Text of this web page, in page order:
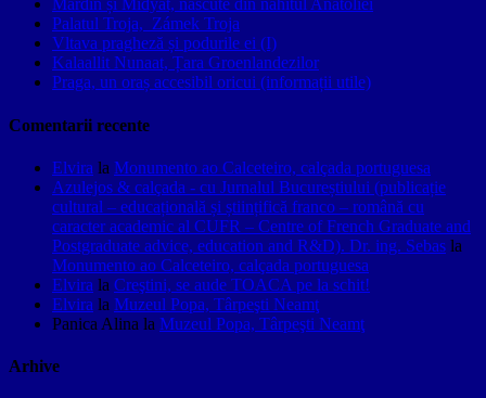
Mardin și Midyat, născute din nahitul Anatoliei
Palatul Troja, Zámek Troja
Vltava pragheză și podurile ei (I)
Kalaallit Nunaat, Țara Groenlandezilor
Praga, un oraș accesibil oricui (informații utile)
Comentarii recente
Elvira la Monumento ao Calceteiro, calçada portuguesa
Azulejos & calçada - cu Jurnalul Bucureștiului (publicație
cultural – educațională și științifică franco – română cu
caracter academic al CUFR – Centre of French Graduate and
Postgraduate advice, education and R&D). Dr. ing. Sebas la
Monumento ao Calceteiro, calçada portuguesa
Elvira la Creştini, se aude TOACA pe la schit!
Elvira la Muzeul Popa, Târpeşti Neamţ
Panica Alina la Muzeul Popa, Târpeşti Neamţ
Arhive